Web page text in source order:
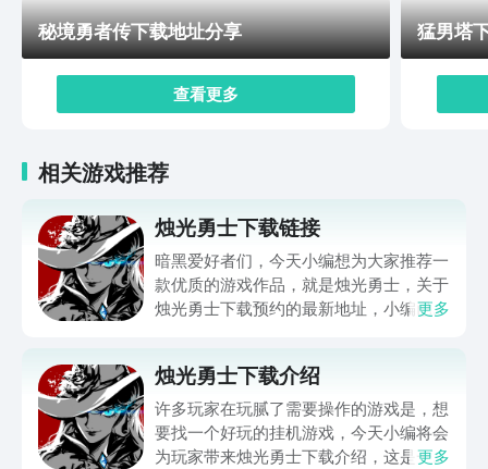
秘境勇者传下载地址分享
查看更多
猛男塔
相关游戏推荐
烛光勇士下载链接
暗黑爱好者们，今天小编想为大家推荐一
款优质的游戏作品，就是烛光勇士，关于
烛光勇士下载预约的最新地址，小编已经
款游戏作品不仅拥有更加精美的暗黑风
格，而且在游戏的玩法上和整款游戏的对
决模式创作上融入了很多的创新性元素，
让很多玩家在上手的几分钟当中就爱上
更多
烛光勇士下载介绍
许多玩家在玩腻了需要操作的游戏是，想
要找一个好玩的挂机游戏，今天小编将会
为玩家带来烛光勇士下载介绍，这是一款
更多